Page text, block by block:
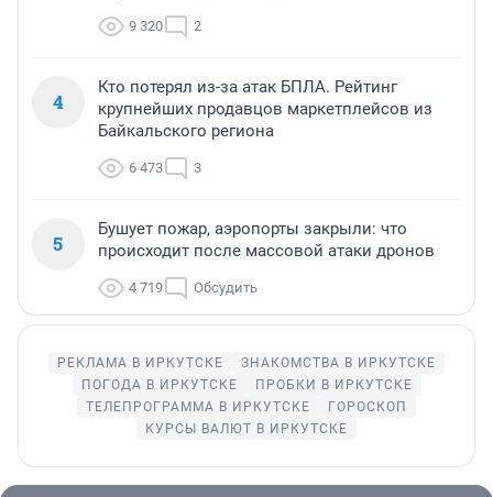
9 320 2
4
Кто потерял из-за атак БПЛА. Рейтинг
крупнейших продавцов маркетплейсов из
Байкальского региона
6 473 3
5
Бушует пожар, аэропорты закрыли: что
происходит после массовой атаки дронов
4 719 Обсудить
РЕКЛАМА В ИРКУТСКЕ
ЗНАКОМСТВА В ИРКУТСКЕ
ПОГОДА В ИРКУТСКЕ
ПРОБКИ В ИРКУТСКЕ
ТЕЛЕПРОГРАММА В ИРКУТСКЕ
ГОРОСКОП
КУРСЫ ВАЛЮТ В ИРКУТСКЕ